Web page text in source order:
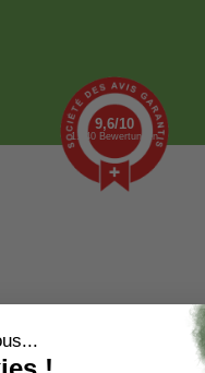
9,6/10
1.440 Bewertungen